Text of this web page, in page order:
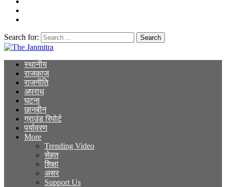
Search for:
The Janmitra
The Janmitra
स्थानीय
राजकाज
राजनीति
अपराध
घटना
छानबीन
ग्राउंड रिपोर्ट
पर्यावरण
More
Trending Video
सेहत
शिक्षा
असर
Support Us